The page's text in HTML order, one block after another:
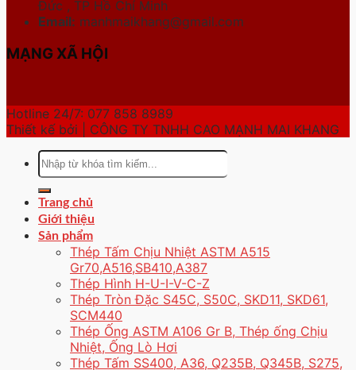
Đức , TP Hồ Chí Minh
Email: manhmaikhang@gmail.com
MẠNG XÃ HỘI
Hotline 24/7: 077 858 8989
Thiết kế bởi | CÔNG TY TNHH CAO MẠNH MAI KHANG
Tìm
kiếm:
Trang chủ
Giới thiệu
Sản phẩm
Thép Tấm Chịu Nhiệt ASTM A515
Gr70,A516,SB410,A387
Thép Hình H-U-I-V-C-Z
Thép Tròn Đặc S45C, S50C, SKD11, SKD61,
SCM440
Thép Ống ASTM A106 Gr B, Thép ống Chịu
Nhiệt, Ống Lò Hơi
Thép Tấm SS400, A36, Q235B, Q345B, S275,